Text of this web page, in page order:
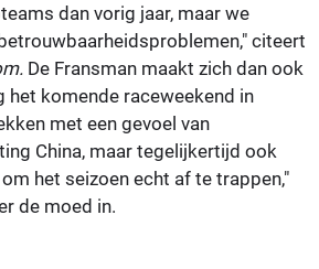
dan vorig jaar, maar we
citeert
De Fransman maakt zich dan ook
het komende raceweekend in
met een gevoel van
China, maar tegelijkertijd ook
het seizoen echt af te trappen,"
de moed in.